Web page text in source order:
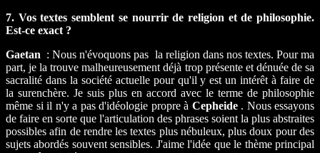
7. Vos textes semblent se nourrir de religion et de philosophie.
Est-ce exact ?
Gaetan : Nous n'évoquons pas la religion dans nos textes. Pour ma
part, je la trouve malheureusement déjà trop présente et dénuée de sa
sacralité dans la société actuelle pour qu'il y est un intérêt à faire de
la surenchère. Je suis plus en accord avec le terme de philosophie
même si il n'y a pas d'idéologie propre à Cepheide . Nous essayons
de faire en sorte que l'articulation des phrases soient la plus abstraites
possibles afin de rendre les textes plus nébuleux, plus doux pour des
sujets abordés souvent sensibles. J'aime l'idée que le thème principal